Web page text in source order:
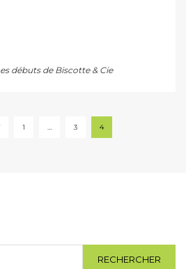
débuts de Biscotte & Cie
1 … 3 4